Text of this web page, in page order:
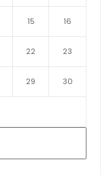
15 16
22 23
29 30